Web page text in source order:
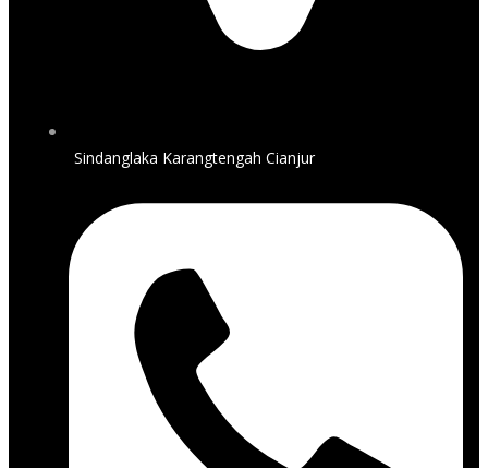
Sindanglaka Karangtengah Cianjur